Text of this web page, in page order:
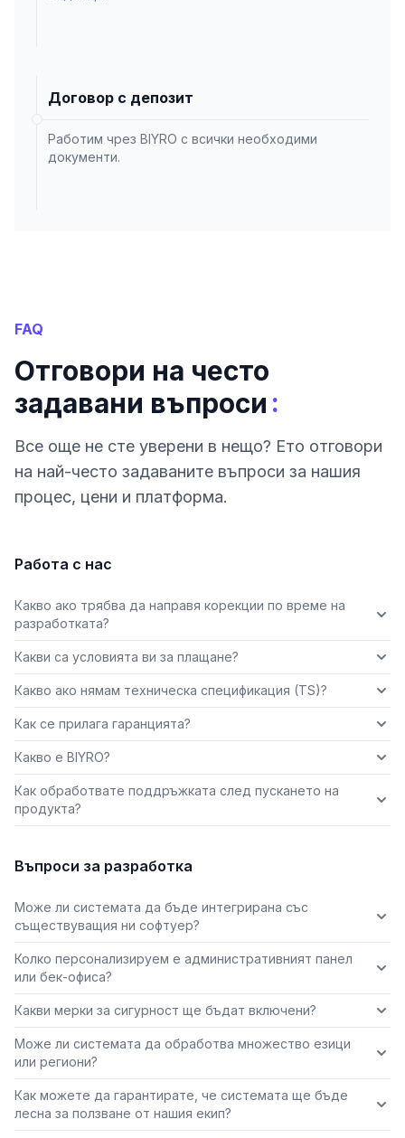
Договор с депозит
Работим чрез BIYRO с всички необходими
документи.
FAQ
Отговори на често
задавани въпроси :
Все още не сте уверени в нещо? Ето отговори
на най-често задаваните въпроси за нашия
процес, цени и платформа.
Работа с нас
Какво ако трябва да направя корекции по време на
разработката?
Какви са условията ви за плащане?
Какво ако нямам техническа спецификация (TS)?
Как се прилага гаранцията?
Какво е BIYRO?
Как обработвате поддръжката след пускането на
продукта?
Въпроси за разработка
Може ли системата да бъде интегрирана със
съществуващия ни софтуер?
Колко персонализируем е административният панел
или бек-офиса?
Какви мерки за сигурност ще бъдат включени?
Може ли системата да обработва множество езици
или региони?
Как можете да гарантирате, че системата ще бъде
лесна за ползване от нашия екип?